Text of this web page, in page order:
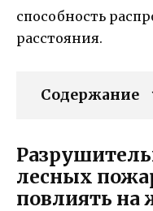
способность
расстояния.
Содержание
лесных
повлиять на